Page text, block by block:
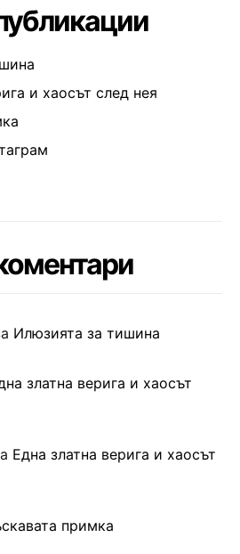
и хаосът след нея
Илюзията за тишина
златна верига и хаосът
Една златна верига и хаосът
примка